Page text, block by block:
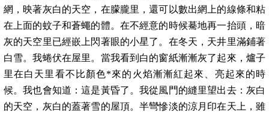
網，映著灰白的天空，在朦朧里，還可以數出網上的線條和粘
在上面的蚊子和蒼蠅的體。在不經意的時候驀地再一抬頭，暗
灰的天空里已經嵌上閃著眼的小星了。在冬天，天井里滿鋪著
白雪。我蜷伏在屋里。當我看到白的窗紙漸漸灰了起來，爐子
里在白天里看不比顏色*來的火焰漸漸紅起來、亮起來的時
候。我也會知道：這是黃昏了。我從風門的縫里望出去：灰白
的天空，灰白的蓋著雪的屋頂。半彎慘淡的涼月印在天上，雖